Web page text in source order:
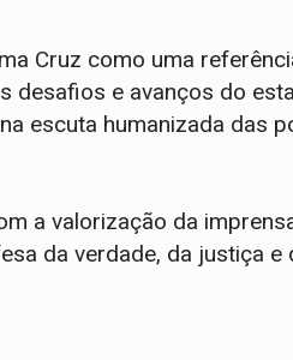
Cruz como uma
desafios e avanços do
escuta humanizada das
a valorização da
da verdade, da justiça e